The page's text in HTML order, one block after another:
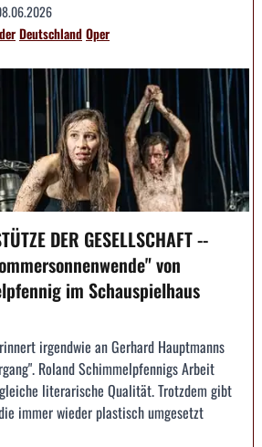
DeutschlandOper
DER GESELLSCHAFT --
von
im Schauspielhaus
irgendwie an Gerhard Hauptmanns
Roland Schimmelpfennigs Arbeit
literarische Qualität. Trotzdem gibt
immer wieder plastisch umgesetzt